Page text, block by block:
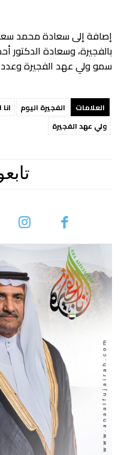
إصافة إلى سعادة محمد
بالفجيرة، وسعادة
سمو ولي عهد الفجيرة
العلامات الفجيرة اليوم
ولي عهد الفجيرة